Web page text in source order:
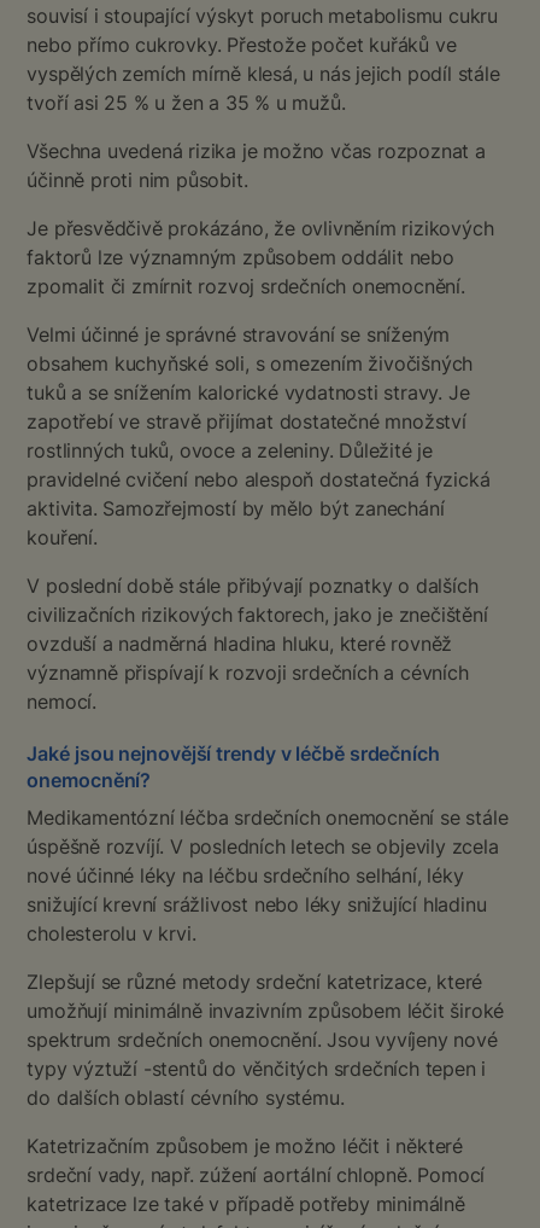
souvisí i stoupající výskyt poruch metabolismu cukru
nebo přímo cukrovky. Přestože počet kuřáků ve
vyspělých zemích mírně klesá, u nás jejich podíl stále
tvoří asi 25 % u žen a 35 % u mužů.
Všechna uvedená rizika je možno včas rozpoznat a
účinně proti nim působit.
Je přesvědčivě prokázáno, že ovlivněním rizikových
faktorů lze významným způsobem oddálit nebo
zpomalit či zmírnit rozvoj srdečních onemocnění.
Velmi účinné je správné stravování se sníženým
obsahem kuchyňské soli, s omezením živočišných
tuků a se snížením kalorické vydatnosti stravy. Je
zapotřebí ve stravě přijímat dostatečné množství
rostlinných tuků, ovoce a zeleniny. Důležité je
pravidelné cvičení nebo alespoň dostatečná fyzická
aktivita. Samozřejmostí by mělo být zanechání
kouření.
V poslední době stále přibývají poznatky o dalších
civilizačních rizikových faktorech, jako je znečištění
ovzduší a nadměrná hladina hluku, které rovněž
významně přispívají k rozvoji srdečních a cévních
nemocí.
Jaké jsou nejnovější trendy v léčbě srdečních
onemocnění?
Medikamentózní léčba srdečních onemocnění se stále
úspěšně rozvíjí. V posledních letech se objevily zcela
nové účinné léky na léčbu srdečního selhání, léky
snižující krevní srážlivost nebo léky snižující hladinu
cholesterolu v krvi.
Zlepšují se různé metody srdeční katetrizace, které
umožňují minimálně invazivním způsobem léčit široké
spektrum srdečních onemocnění. Jsou vyvíjeny nové
typy výztuží -stentů do věnčitých srdečních tepen i
do dalších oblastí cévního systému.
Katetrizačním způsobem je možno léčit i některé
srdeční vady, např. zúžení aortální chlopně. Pomocí
katetrizace lze také v případě potřeby minimálně